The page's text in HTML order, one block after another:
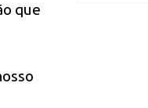
que